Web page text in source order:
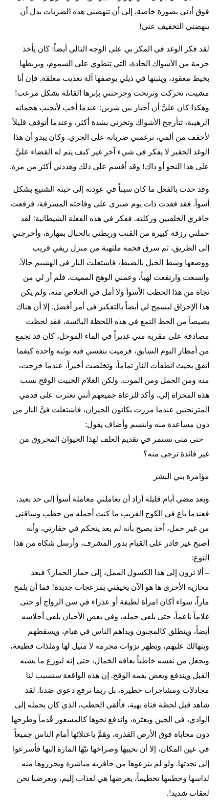
فوق أذني بصورة خاصة، إلى أن تنهضني هذه الضربات بدل أن
ينهضني التخفيف عني!
لقد فكر الوغد في المكر بي على الوجه التالي أيضاً: كان يأخذ
حزمة من الأشواك الحادة، التي تنطوي على السموم، ويربطها
بخيط معقود، ويثبتها في ذيلي بوصفها آلة تعذيب معلقة. فإن أنا
مشيت، تحركت وترنحت وجرحتني بإبرها القاتلة بشكل مرعب!
وهكذا كان عليَّ أن أختار بين شرين: عندما أخب لأتجنب هجماته
الرهيبة، تتأرجح الأشواك وتخزني بشدة أكثر، وعندما أتوقف قليلاً
لأخفف من ألمي، ترغمني ضرباته على الجري. وكان يبدو أن هذا
الوغد الحقير لا يفكر في شيء آخر غير كيف يتم له القضاء عليَّ
على هذا النحو أو ذاك! وقد أقسم على ذلك وهددني أكثر من مرة.
وقد حدث بالفعل ما كان سبباً في عودته إلى خبثه الشنيع بشكل
أسوأ. فقد فقدت ذات يوم صبري على وقاحته المسرفة، فرفعت
حافري الخلفيين وركلته. ففكر في هذه الفعلة الشيطانية! لقد
حملني رزقة كبيرة من القنب وربطني بالحبال بمهارة، وأخرجني
إلى الطريق، ثم سرق فحمة ملتهبة من منزل ريفي قريب
ووضعها وسط الحبل بالضبط، فاشتعلت النار في الهشيم حالاً،
واتسعت وارتفعت لهباً، وعمني الوهج المميت، فلم أر لي من
نجاة من هذا الخطب الأسوأ ولا أمل في الخلاص منه، ولم يكن
هذا الإحراق ليسمح لي أيضاً بالتفكير في أمر أفضل. إلا أن هناك
بصيصاً من الحظ التمع في هذه اللحظة اليائسة، فقد لحظت
مصادفة على مقربة مني غديراً في الماء الموحل، كان قد تجمع
من أمطار اليوم السابق، فرميت بنفسي فيه بوثبة واحدة كيفما
اتفق بحيث انطفأت النار تماماً، وتخلصت أخيراً، عندما خرجت،
منه ومن الحمل ومن الموت. ولكن الغلام الخبيث الوقح نسب
هذه المخزاة إلي، وأكد للرعاة جميعهم أنني تعثرت على قدمي
المترنحتين عندما مررت بكانون الجيران، فاشتعلت فيَّ النار من
دون مساعدة منه وابتسم وأضاف يقول:
– حتى متى نستمر في تقديم العلف لهذا الحيوان المحروق من
غير فائدة ترجى منه؟
مؤامرة بني البشر
وبعد مضي أيام قليلة أراد أن يعاملني معاملة أسوأ إلى حد بعيد،
فعندما باع في الكوخ القريب ما كنت أحمله من حطب وساقني
من غير حمل، أخذ يصيح بأنه لم يعد يتحكم في حقارتي، وأنه
أصبح غير قادر على القيام بدور المشرف، وأرسل شكاة من هذا
النوع:
– ألا ترون إلى هذا الكسول الممل، إلى حمار الحمار؟ فبعد
مخازيه الأخرى ها هو الآن يخيفني بمزعجات جديدة! فما أن يلمح
ماراً، سواء أكان امرأة لطيفة أو عذراء في سن الزواج أو حتى
غلاماً ناعماً، حتى يلقي حمله، وفي بعض الأحيان يلقي أحلاسه
أيضاً، وينطلق كالمجنون ويداهم الناس في هيام، ويسقطهم
ويتهالك عليهم، ويظهر نزوات مجرمة لا مثيل لها وملذات فظيعة،
ويجعل من نفسه خاطباً يعافه الجَمال، حتى إنه ليوزع ما يشبه
القبل ويندفع ويعض بفمه الوقح. إن هذه الواقعة ستسبب لنا
مجادلات ومشاجرات خطيرة، بل ربما ترفع دعوى ضدنا. لقد
شاهد قبل لحظة فتاة بهية، فألقى الحطب، الذي كان يحمله إلى
الوادي، في الحين وبعثره، واندفع نحوها كالمسعور قُدماً وطرحها
دون محاباة فوق الأرض القذرة، وهَمَّ باعتلائها أمام الناس جميعاً
في عين المكان، إلا أن نحيبها وصراخها نبّهَا المارة إليها فأسرعوا
إلى نجدتها. ولو لم ينزعوها من حافريه مباشرة ويحرروها منه
لداسها وحطمها تحطيماً، يعرضها هي لعذاب إليم، ويعرضنا نحن
لعقاب شديد!.